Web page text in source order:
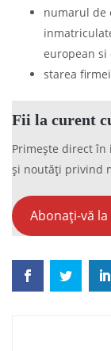
numarul de
european si
starea
Fii la curent
Primește direct
și noutăți privind
Abonați-vă